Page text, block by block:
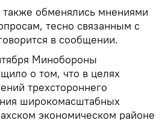
обменялись мнениями
тесно связанным с
в сообщении.
Минобороны
о том, что в целях
трехстороннего
широкомасштабных
экономическом районе